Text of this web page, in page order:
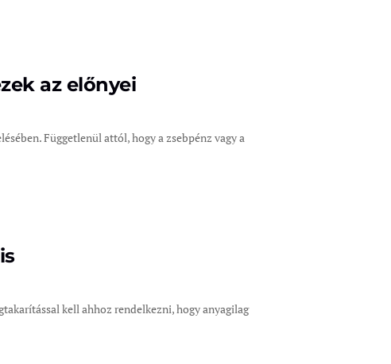
az előnyei
Függetlenül attól, hogy a zsebpénz vagy a
kell ahhoz rendelkezni, hogy anyagilag